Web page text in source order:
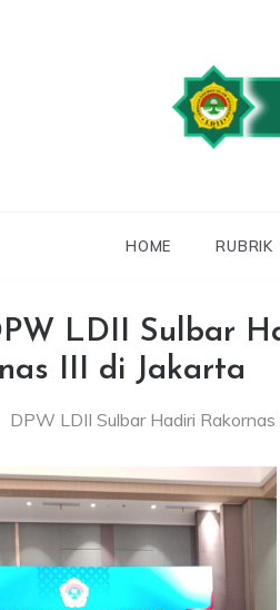
HOME RUBRIK
LDII Sulbar
III di Jakarta
DPW LDII Sulbar Hadiri Rakornas